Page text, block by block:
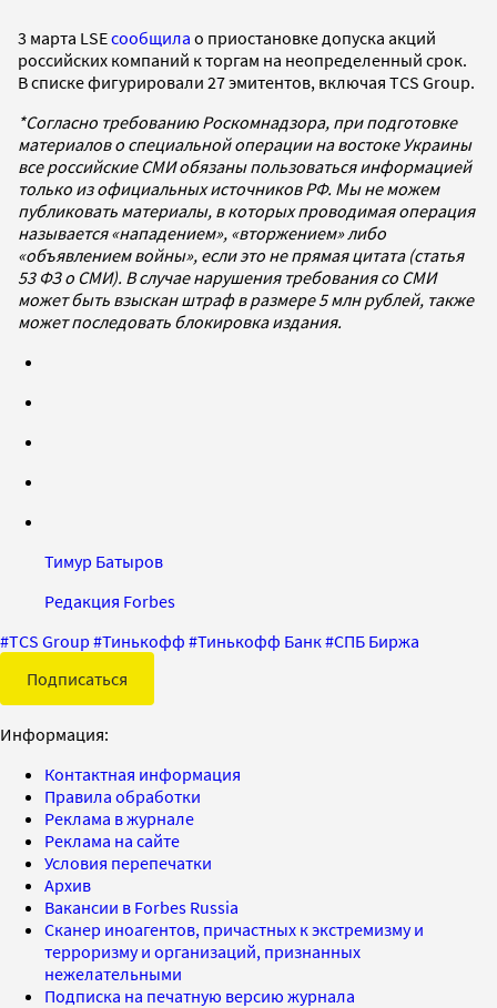
3 марта LSEсообщила о приостановке допуска акций
российских компаний к торгам на неопределенный срок.
В списке фигурировали 27 эмитентов, включая TCS Group.
*Согласно требованию Роскомнадзора, при подготовке
материалов о специальной операции на востоке Украины
все российские СМИ обязаны пользоваться информацией
только из официальных источников РФ. Мы не можем
публиковать материалы, в которых проводимая операция
называется «нападением», «вторжением» либо
«объявлением войны», если это не прямая цитата (статья
53 ФЗ о СМИ). В случае нарушения требования со СМИ
может быть взыскан штраф в размере 5 млн рублей, также
может последовать блокировка издания.
Тимур Батыров
Редакция Forbes
#TCS Group #Тинькофф #Тинькофф Банк#СПБ Биржа
Подписаться
Информация:
Контактная информация
Правила обработки
Реклама в журнале
Реклама на сайте
Условия перепечатки
Архив
Вакансии в Forbes Russia
Сканер иноагентов, причастных к экстремизму и
терроризму и организаций, признанных
нежелательными
Подписка на печатную версию журнала